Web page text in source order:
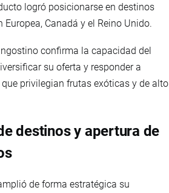
logró posicionarse en destinos
Canadá y el Reino Unido.
confirma la capacidad del
su oferta y responder a
privilegian frutas exóticas y de alto
destinos y apertura de
de forma estratégica su